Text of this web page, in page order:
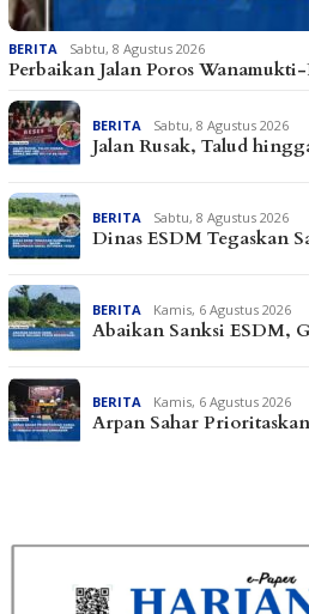
BERITA Sabtu, 8 Agustus 2026
Perbaikan Jalan Poros
BERITA Sabtu, 8 Agustus 2026
Jalan Rusak, Talud
BERITA Sabtu, 8 Agustus 2026
Dinas ESDM Tegaskan
BERITA Kamis, 6 Agustus 2026
Abaikan Sanksi ESDM,
BERITA Kamis, 6 Agustus 2026
Arpan Sahar